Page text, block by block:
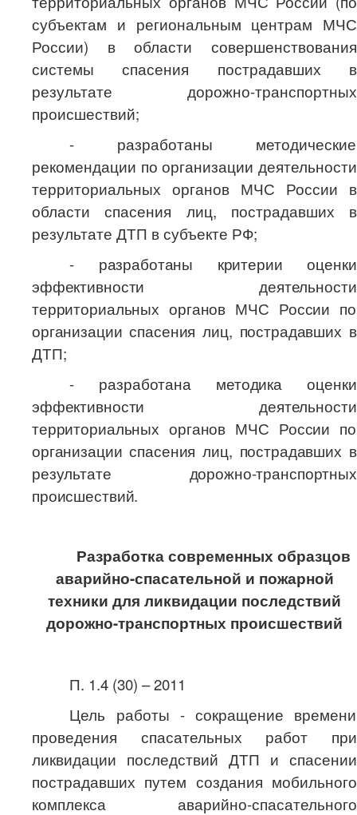
субъектам и региональным центрам МЧС
России) в области совершенствования
системы спасения пострадавших в
результате дорожно-транспортных
происшествий;
- разработаны методические
рекомендации по организации деятельности
территориальных органов МЧС России в
области спасения лиц, пострадавших в
результате ДТП в субъекте РФ;
- разработаны критерии оценки
эффективности деятельности
территориальных органов МЧС России по
организации спасения лиц, пострадавших в
ДТП;
- разработана методика оценки
эффективности деятельности
территориальных органов МЧС России по
организации спасения лиц, пострадавших в
результате дорожно-транспортных
происшествий.
Разработка современных образцов
аварийно-спасательной и пожарной
техники для ликвидации последствий
дорожно-транспортных происшествий
П. 1.4 (30) – 2011
Цель работы - сокращение времени
проведения спасательных работ при
ликвидации последствий ДТП и спасении
пострадавших путем создания мобильного
комплекса аварийно-спасательного